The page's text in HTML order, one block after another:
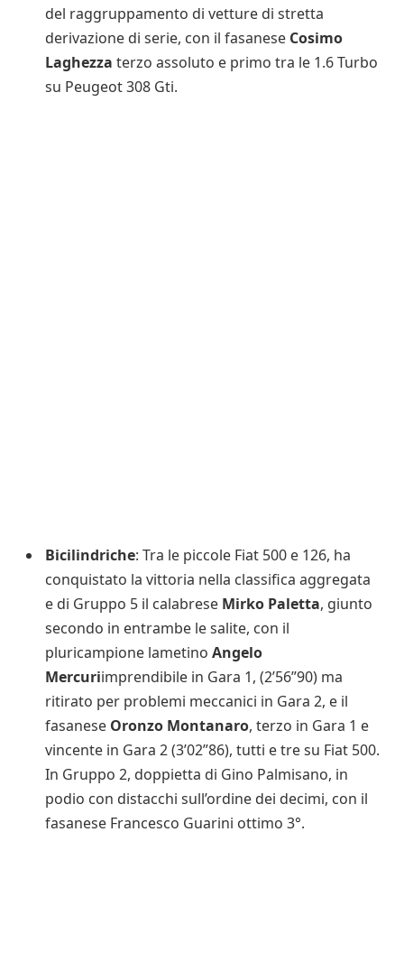
del raggruppamento di vetture di stretta
derivazione di serie, con il fasanese Cosimo
Laghezza terzo assoluto e primo tra le 1.6 Turbo
su Peugeot 308 Gti.
Bicilindriche: Tra le piccole Fiat 500 e 126, ha
conquistato la vittoria nella classifica aggregata
e di Gruppo 5 il calabrese Mirko Paletta, giunto
secondo in entrambe le salite, con il
pluricampione lametino Angelo
Mercuriimprendibile in Gara 1, (2’56”90) ma
ritirato per problemi meccanici in Gara 2, e il
fasanese Oronzo Montanaro, terzo in Gara 1 e
vincente in Gara 2 (3’02”86), tutti e tre su Fiat 500.
In Gruppo 2, doppietta di Gino Palmisano, in
podio con distacchi sull’ordine dei decimi, con il
fasanese Francesco Guarini ottimo 3°.